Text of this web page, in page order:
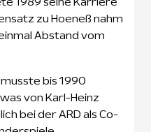
zu Hoeneß nahm
Abstand vom
bis 1990
von Karl-Heinz
bei der ARD als Co-